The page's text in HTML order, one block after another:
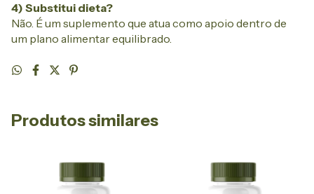
4) Substitui dieta?
Não. É um suplemento que atua como apoio dentro de
um plano alimentar equilibrado.
Produtos similares